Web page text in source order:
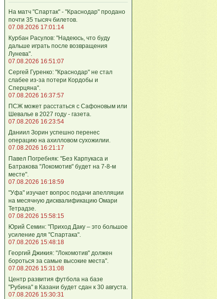
На матч "Спартак" - "Краснодар" продано
почти 35 тысяч билетов.
07.08.2026 17:01:14
Курбан Расулов: "Надеюсь, что буду
дальше играть после возвращения
Лунева".
07.08.2026 16:51:07
Сергей Гуренко: "Краснодар" не стал
слабее из-за потери Кордобы и
Сперцяна".
07.08.2026 16:37:57
ПСЖ может расстаться с Сафоновым или
Шевалье в 2027 году - газета.
07.08.2026 16:23:54
Даниил Зорин успешно перенес
операцию на ахилловом сухожилии.
07.08.2026 16:21:17
Павел Погребняк: "Без Карпукаса и
Батракова "Локомотив" будет на 7-8-м
месте".
07.08.2026 16:18:59
"Уфа" изучает вопрос подачи апелляции
на месячную дисквалификацию Омари
Тетрадзе.
07.08.2026 15:58:15
Юрий Семин: "Приход Даку – это большое
усиление для "Спартака".
07.08.2026 15:48:18
Георгий Джикия: "Локомотив" должен
бороться за самые высокие места".
07.08.2026 15:31:08
Центр развития футбола на базе
"Рубина" в Казани будет сдан к 30 августа.
07.08.2026 15:30:31